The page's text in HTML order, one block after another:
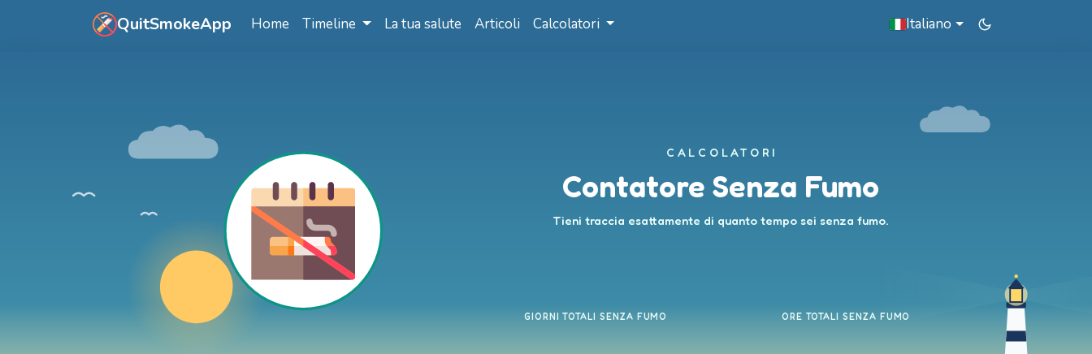
Vai al contenuto principale
QuitSmokeApp Home Timeline La tua salute Articoli Calcolatori Italiano
CALCOLATORI
Contatore Senza Fumo
Tieni traccia esattamente di quanto tempo sei senza fumo.
GIORNI TOTALI SENZA FUMO ORE TOTALI SENZA FUMO